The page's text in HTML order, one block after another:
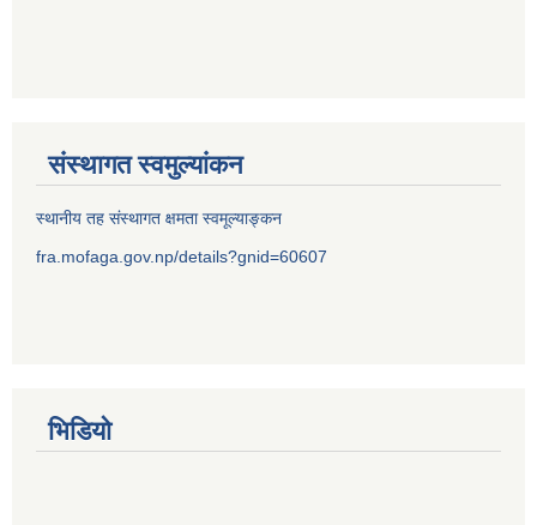
संस्थागत स्वमुल्यांकन
स्थानीय तह संस्थागत क्षमता स्वमूल्याङ्कन
fra.mofaga.gov.np/details?gnid=60607
भिडियो